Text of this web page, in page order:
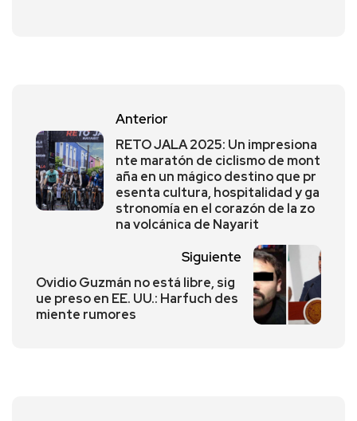
Anterior
RETO JALA 2025: Un impresiona
nte maratón de ciclismo de mont
aña en un mágico destino que pr
esenta cultura, hospitalidad y ga
stronomía en el corazón de la zo
na volcánica de Nayarit
Siguiente
Ovidio Guzmán no está libre, sig
ue preso en EE. UU.: Harfuch des
miente rumores